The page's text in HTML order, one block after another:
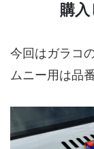
購
今回はガラコ
ムニー用は品